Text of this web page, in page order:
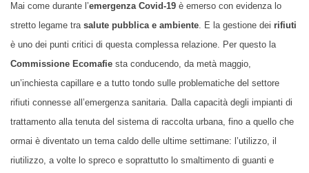
Mai come durante l’emergenza Covid-19 è emerso con evidenza lo
stretto legame tra salute pubblica e ambiente. E la gestione dei rifiuti
è uno dei punti critici di questa complessa relazione. Per questo la
Commissione Ecomafie sta conducendo, da metà maggio,
un’inchiesta capillare e a tutto tondo sulle problematiche del settore
rifiuti connesse all’emergenza sanitaria. Dalla capacità degli impianti di
trattamento alla tenuta del sistema di raccolta urbana, fino a quello che
ormai è diventato un tema caldo delle ultime settimane: l’utilizzo, il
riutilizzo, a volte lo spreco e soprattutto lo smaltimento di guanti e